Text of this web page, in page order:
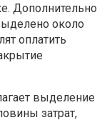
Дополнительно
около
оплатить
выделение
затрат,